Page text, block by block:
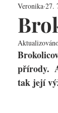
Veronika 27.
přírody.
tak její